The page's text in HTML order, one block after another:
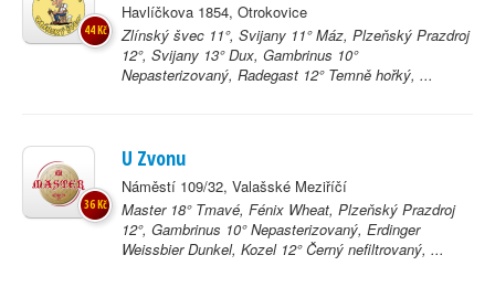
Havlíčkova 1854, Otrokovice
Zlínský švec 11°, Svijany 11° Máz, Plzeňský Prazdroj
12°, Svijany 13° Dux, Gambrinus 10°
Nepasterizovaný, Radegast 12° Temně hořký, ...
44 Kč
U Zvonu
Náměstí 109/32, Valašské Meziříčí
Master 18° Tmavé, Fénix Wheat, Plzeňský Prazdroj
12°, Gambrinus 10° Nepasterizovaný, Erdinger
Weissbier Dunkel, Kozel 12° Černý nefiltrovaný, ...
36 Kč